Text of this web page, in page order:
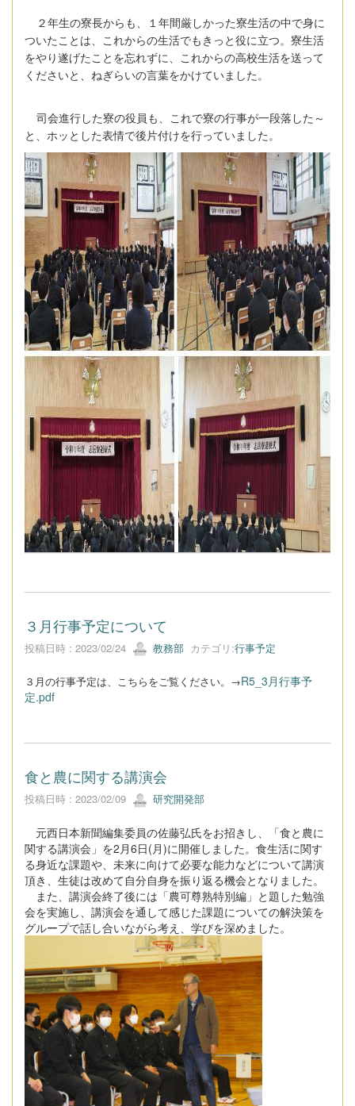
２年生の寮長からも、１年間厳しかった寮生活の中で身に
ついたことは、これからの生活でもきっと役に立つ。寮生活
をやり遂げたことを忘れずに、これからの高校生活を送って
くださいと、ねぎらいの言葉をかけていました。
司会進行した寮の役員も、これで寮の行事が一段落した～
と、ホッとした表情で後片付けを行っていました。
３月行事予定について
投稿日時 : 2023/02/24 教務部 カテゴリ:行事予定
３月の行事予定は、こちらをご覧ください。→R5_3月行事予
定.pdf
食と農に関する講演会
投稿日時 : 2023/02/09 研究開発部
元西日本新聞編集委員の佐藤弘氏をお招きし、「食と農に
関する講演会」を2月6日(月)に開催しました。食生活に関す
る身近な課題や、未来に向けて必要な能力などについて講演
頂き、生徒は改めて自分自身を振り返る機会となりました。
また、講演会終了後には「農可尊熟特別編」と題した勉強
会を実施し、講演会を通して感じた課題についての解決策を
グループで話し合いながら考え、学びを深めました。